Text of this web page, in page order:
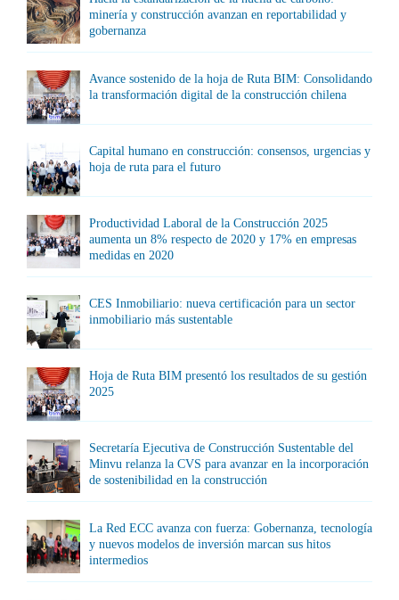
minería y construcción avanzan en reportabilidad y
gobernanza
Avance sostenido de la hoja de Ruta BIM: Consolidando
la transformación digital de la construcción chilena
Capital humano en construcción: consensos, urgencias y
hoja de ruta para el futuro
Productividad Laboral de la Construcción 2025
aumenta un 8% respecto de 2020 y 17% en empresas
medidas en 2020
CES Inmobiliario: nueva certificación para un sector
inmobiliario más sustentable
Hoja de Ruta BIM presentó los resultados de su gestión
2025
Secretaría Ejecutiva de Construcción Sustentable del
Minvu relanza la CVS para avanzar en la incorporación
de sostenibilidad en la construcción
La Red ECC avanza con fuerza: Gobernanza, tecnología
y nuevos modelos de inversión marcan sus hitos
intermedios